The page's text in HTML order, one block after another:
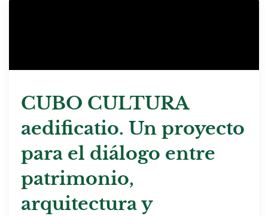
CUBO CULTURA
aedificatio. Un proyecto
para el diálogo entre
patrimonio,
arquitectura y